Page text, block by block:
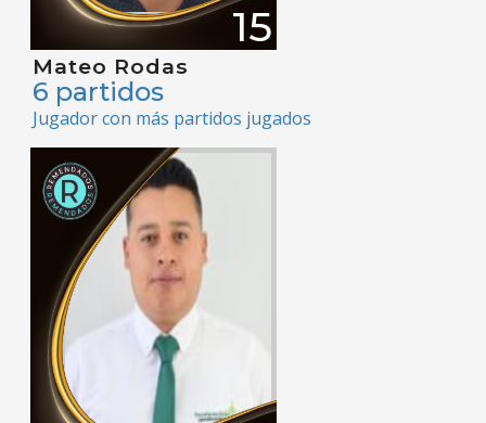
15
Mateo Rodas
6 partidos
Jugador con más partidos jugados